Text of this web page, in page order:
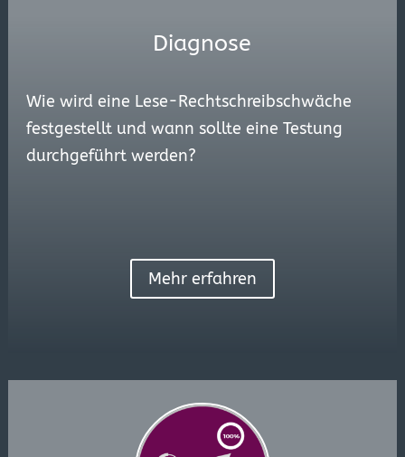
Diagnose
Wie wird eine Lese-Rechtschreibschwäche
festgestellt und wann sollte eine Testung
durchgeführt werden?
Mehr erfahren